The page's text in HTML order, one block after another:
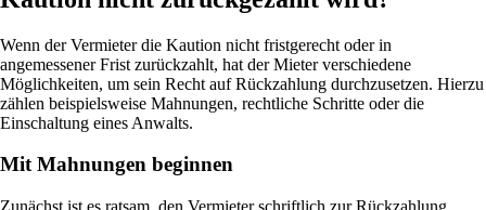
Wenn der Vermieter die Kaution nicht fristgerecht oder in
angemessener Frist zurückzahlt, hat der Mieter verschiedene
Möglichkeiten, um sein Recht auf Rückzahlung durchzusetzen. Hierzu
zählen beispielsweise Mahnungen, rechtliche Schritte oder die
Einschaltung eines Anwalts.
Mit Mahnungen beginnen
Zunächst ist es ratsam, den Vermieter schriftlich zur Rückzahlung